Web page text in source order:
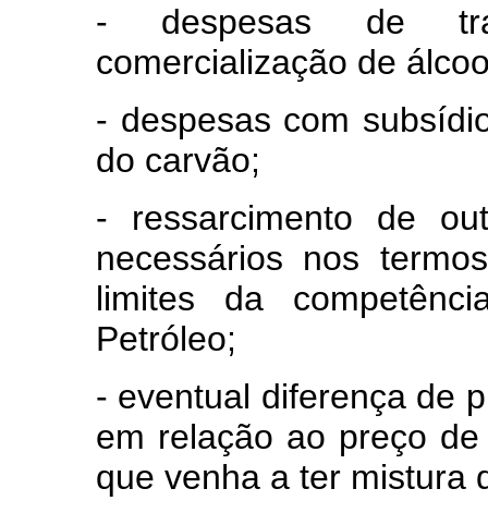
- despesas de
comercialização de
- despesas com
do carvão;
- ressarcimento de
necessários nos
limites da
Petróleo;
- eventual diferença de
em relação ao preço
que venha a ter mistura